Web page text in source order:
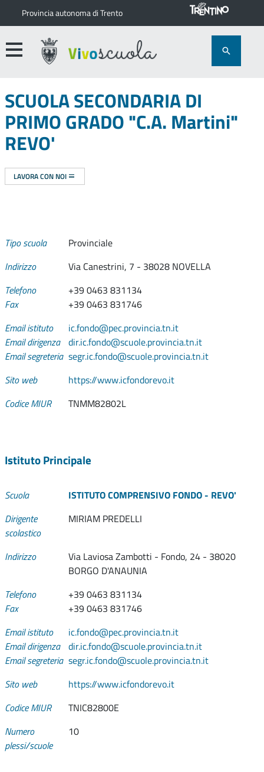
Provincia autonoma di Trento
SCUOLA SECONDARIA DI
PRIMO GRADO "C.A. Martini"
REVO'
LAVORA CON NOI
Tipo scuola
Provinciale
Indirizzo
Via Canestrini, 7 - 38028 NOVELLA
Telefono
+39 0463 831134
Fax
+39 0463 831746
Email istituto
ic.fondo@pec.provincia.tn.it
Email dirigenza dir.ic.fondo@scuole.provincia.tn.it
Email segreteria segr.ic.fondo@scuole.provincia.tn.it
Sito web
https://www.icfondorevo.it
Codice MIUR
TNMM82802L
Istituto Principale
Scuola
ISTITUTO COMPRENSIVO FONDO - REVO'
Dirigente
scolastico
MIRIAM PREDELLI
Indirizzo
Via Laviosa Zambotti - Fondo, 24 - 38020
BORGO D'ANAUNIA
Telefono
+39 0463 831134
Fax
+39 0463 831746
Email istituto
ic.fondo@pec.provincia.tn.it
Email dirigenza dir.ic.fondo@scuole.provincia.tn.it
Email segreteria segr.ic.fondo@scuole.provincia.tn.it
Sito web
https://www.icfondorevo.it
Codice MIUR
TNIC82800E
Numero
plessi/scuole
10